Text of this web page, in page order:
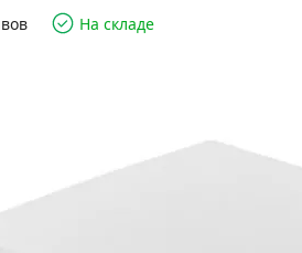
На складе